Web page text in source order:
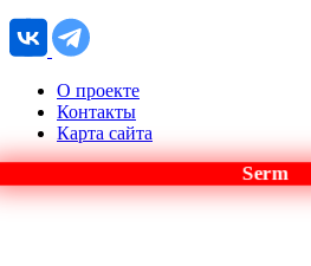
О проекте
Контакты
Карта сайта
Serm